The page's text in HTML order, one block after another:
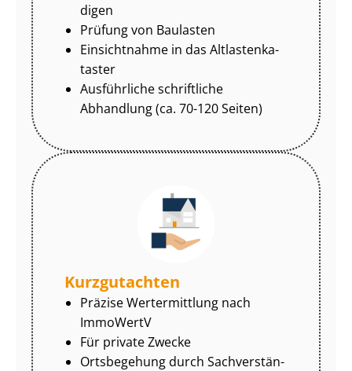
di­gen
Prüfung von Baulasten
Einsichtnahme in das Alt­las­ten­ka­
tas­ter
Ausführliche schriftliche
Abhandlung (ca. 70-120 Seiten)
Kurzgutachten
Präzise Wertermittlung nach
ImmoWertV
Für private Zwecke
Ortsbegehung durch Sach­ver­stän­